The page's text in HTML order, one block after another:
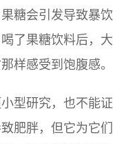
糖会引发导致暴饮
了果糖饮料后，大
样感受到饱腹感。
型研究，也不能证
肥胖，但它为它们